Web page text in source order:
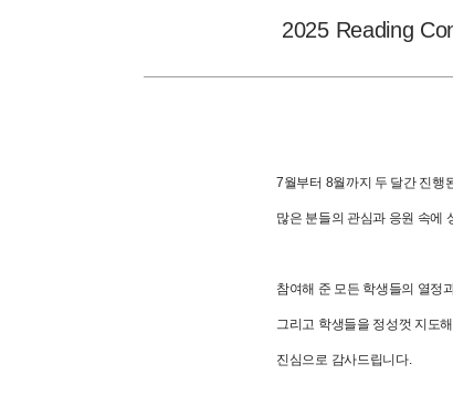
2025 Reading
7월부터 8월까지 두 달간 진행
많은 분들의 관심과 응원 속에
참여해 준 모든 학생들의 열정
그리고 학생들을 정성껏 지도
진심으로 감사드립니다.